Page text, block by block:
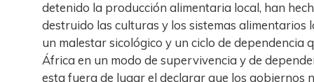
detenido la producción alimentaria local, han
destruido las culturas y los sistemas alimentarios
un malestar sicológico y un ciclo de dependencia
África en un modo de supervivencia y de
esta fuera de lugar el declarar que los gobiernos